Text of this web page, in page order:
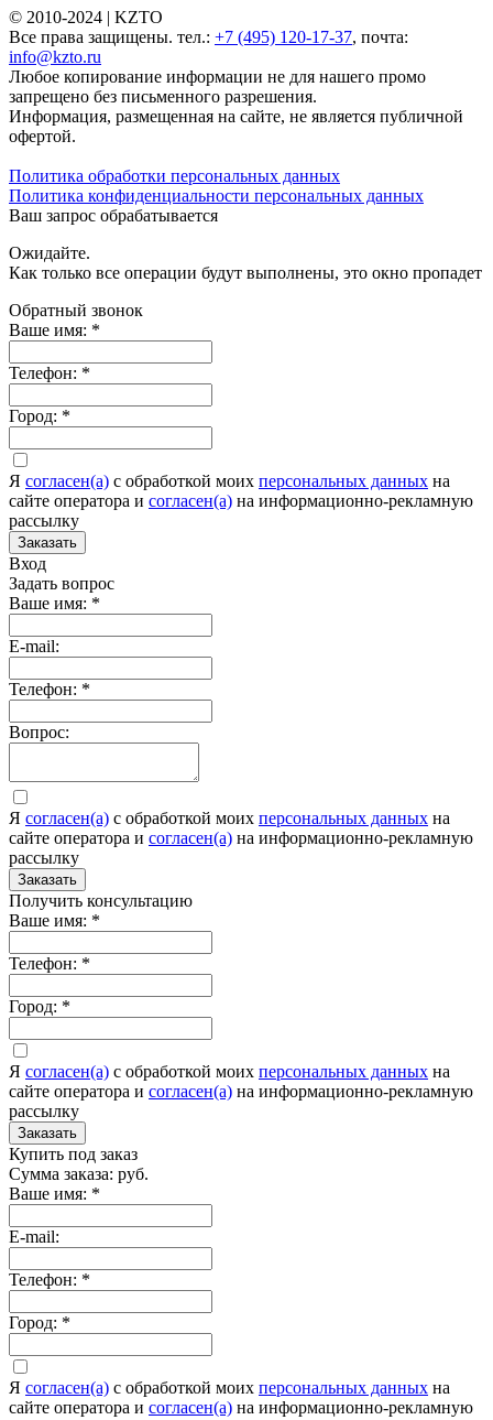
© 2010-2024 | KZTO
Все права защищены. тел.: +7 (495) 120-17-37, почта:
info@kzto.ru
Любое копирование информации не для нашего промо
запрещено без письменного разрешения.
Информация, размещенная на сайте, не является публичной
офертой.
Политика обработки персональных данных
Политика конфиденциальности персональных данных
Ваш запрос обрабатывается
Ожидайте.
Как только все операции будут выполнены, это окно пропадет
Обратный звонок
Ваше имя: *
Телефон: *
Город: *
Я согласен(а) c обработкой моих персональных данных на
сайте оператора и согласен(а) на информационно-рекламную
рассылку
Заказать
Вход
Задать вопрос
Ваше имя: *
E-mail:
Телефон: *
Вопрос:
Я согласен(а) c обработкой моих персональных данных на
сайте оператора и согласен(а) на информационно-рекламную
рассылку
Заказать
Получить консультацию
Ваше имя: *
Телефон: *
Город: *
Я согласен(а) c обработкой моих персональных данных на
сайте оператора и согласен(а) на информационно-рекламную
рассылку
Заказать
Купить под заказ
Сумма заказа: руб.
Ваше имя: *
E-mail:
Телефон: *
Город: *
Я согласен(а) c обработкой моих персональных данных на
сайте оператора и согласен(а) на информационно-рекламную